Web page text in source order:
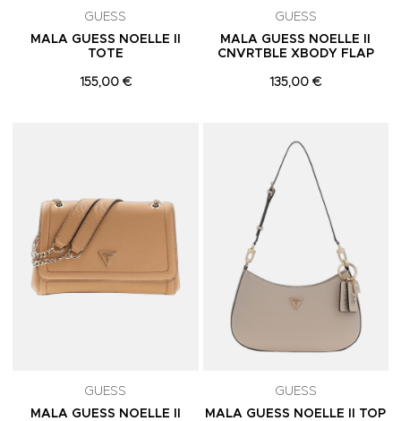
GUESS
MALA GUESS NOELLE II
TOTE
155,00 €
GUESS
MALA GUESS NOELLE II
CNVRTBLE XBODY FLAP
135,00 €
GUESS
MALA GUESS NOELLE II
GUESS
MALA GUESS NOELLE II TOP